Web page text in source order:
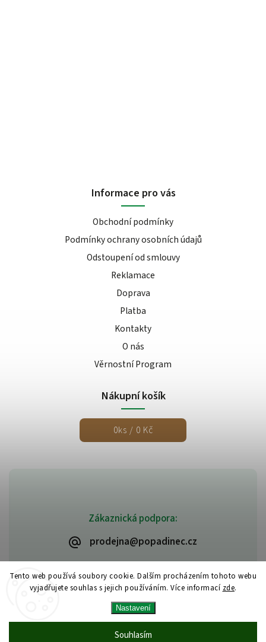
Tento web používá soubory cookie. Dalším procházením tohoto webu
vyjadřujete souhlas s jejich používáním. Více informací zde.
Nastavení
Souhlasím
Zákaznická podpora:
prodejna@popadinec.cz
Informace pro vás
Obchodní podmínky
Podmínky ochrany osobních údajů
Odstoupení od smlouvy
Reklamace
Doprava
Platba
Kontakty
O nás
Věrnostní Program
Nákupní košík
0ks / 0 Kč